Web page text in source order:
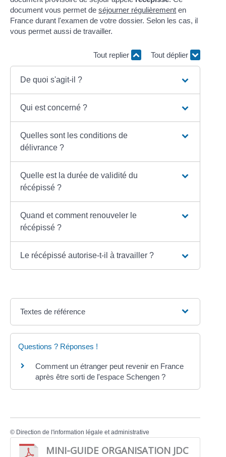
document vous permet deséjourner régulièrement en
France durant l'examen de votre dossier. Selon les cas, il
vous permet aussi de travailler.
Tout replier Tout déplier
De quoi s'agit-il ?
Qui est concerné ?
Quelles sont les conditions de
délivrance ?
Quelle est la durée de validité du
récépissé ?
Quand et comment renouveler le
récépissé ?
Le récépissé autorise-t-il à travailler ?
Textes de référence
Questions ? Réponses !
Comment un étranger peut revenir en France
après être sorti de l'espace Schengen ?
© Direction de l'information légale et administrative
MINI-GUIDE ORGANISATION JDC